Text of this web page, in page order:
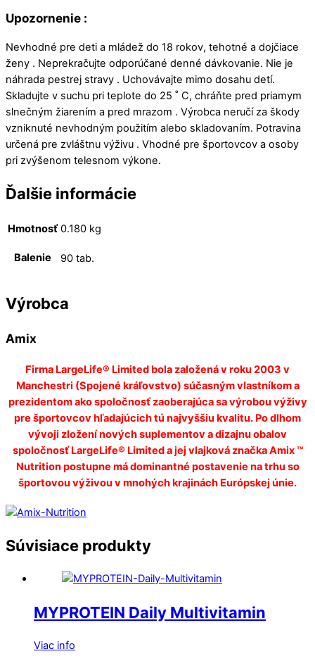
Upozornenie :
Nevhodné pre deti a mládež do 18 rokov, tehotné a dojčiace
ženy . Neprekračujte odporúčané denné dávkovanie. Nie je
náhrada pestrej stravy . Uchovávajte mimo dosahu detí.
Skladujte v suchu pri teplote do 25 ˚ C, chráňte pred priamym
slnečným žiarením a pred mrazom . Výrobca neručí za škody
vzniknuté nevhodným použitím alebo skladovaním. Potravina
určená pre zvláštnu výživu . Vhodné pre športovcov a osoby
pri zvýšenom telesnom výkone.
Ďalšie informácie
Hmotnosť 0.180 kg
Balenie 90 tab.
Výrobca
Amix
Firma LargeLife® Limited bola založená v roku 2003 v
Manchestri (Spojené kráľovstvo) súčasným vlastníkom a
prezidentom ako spoločnosť zaoberajúca sa výrobou výživy
pre športovcov hľadajúcich tú najvyššiu kvalitu. Po dlhom
vývoji zložení nových suplementov a dizajnu obalov
spoločnosť LargeLife® Limited a jej vlajková značka Amix ™
Nutrition postupne má dominantné postavenie na trhu so
športovou výživou v mnohých krajinách Európskej únie.
Súvisiace produkty
MYPROTEIN Daily Multivitamin
Viac info